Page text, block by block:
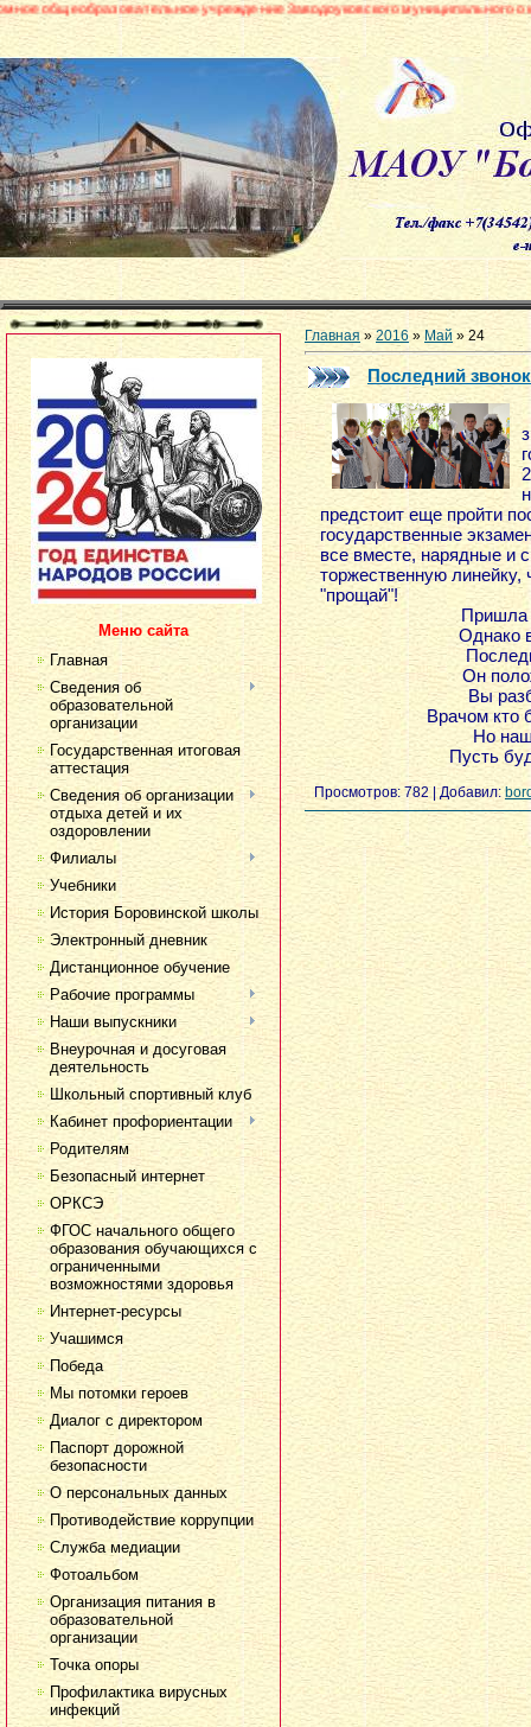
учреждение Заводоуковского муниципального округа
Меню сайта
Главная
Сведения об
образовательной
организации
Государственная итоговая
аттестация
Сведения об организации
отдыха детей и их
оздоровлении
Филиалы
Учебники
История Боровинской школы
Электронный дневник
Дистанционное обучение
Рабочие программы
Наши выпускники
Внеурочная и досуговая
деятельность
Школьный спортивный клуб
Кабинет профориентации
Родителям
Безопасный интернет
ОРКСЭ
ФГОС начального общего
образования обучающихся с
ограниченными
возможностями здоровья
Интернет-ресурсы
Учашимся
Победа
Мы потомки героев
Диалог с директором
Паспорт дорожной
безопасности
О персональных данных
Противодействие коррупции
Служба медиации
Фотоальбом
Организация питания в
образовательной
организации
Точка опоры
Профилактика вирусных
инфекций
Главная »2016 » Май » 24
Последний звонок
предстоит еще пройти
государственные
все вместе, нарядные и
торжественную линейку,
"прощай"!
Пришла
Однако
Он
Вы
Врачом кто
Но
Пусть
Просмотров: 782 |Добавил: